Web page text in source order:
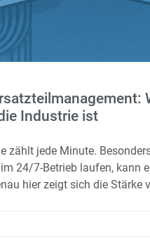
Industrie ist
zählt jede Minute.
24/7-Betrieb laufen, kann
hier zeigt sich die Stärke